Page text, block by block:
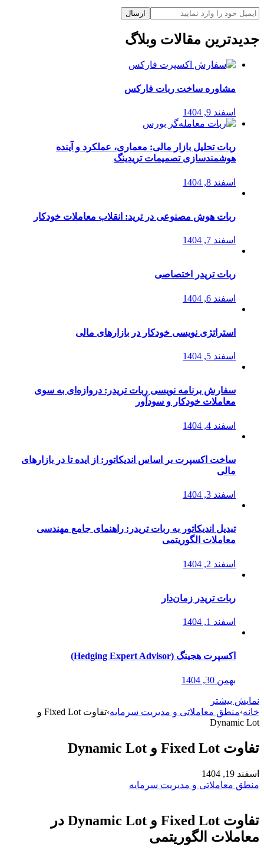
ارسال
جدیدترین مقالات وبلاگ
مشاوره ساخت ربات فارکس
اسفند 9, 1404
ربات تحلیل بازار مالی: معماری، عملکرد و آینده
هوشمندسازی تصمیمات تریدینگ
اسفند 8, 1404
ربات هوش مصنوعی در ترید: انقلاب معاملات خودکار
اسفند 7, 1404
ربات تریدر اختصاصی
اسفند 6, 1404
استراتژی‌ نویسی خودکار در بازارهای مالی
اسفند 5, 1404
سفارش برنامه نویسی ربات تریدر: دروازه‌ای به سوی
معاملات خودکار و سودآور
اسفند 4, 1404
ساخت اکسپرت بر اساس اندیکاتور: از ایده تا در بازارهای
مالی
اسفند 3, 1404
تبدیل اندیکاتور به ربات تریدر: راهنمای جامع مهندسی
معاملات الگوریتمی
اسفند 2, 1404
ربات تریدر زمان‌دار
اسفند 1, 1404
اکسپرت هجینگ (Hedging Expert Advisor)
بهمن 30, 1404
نمایش بیشتر
خانه›منطق معاملاتی و مدیریت سرمایه›
تفاوت Fixed Lot و
Dynamic Lot
تفاوت Fixed Lot و Dynamic Lot
اسفند 19, 1404
منطق معاملاتی و مدیریت سرمایه
تفاوت Fixed Lot و Dynamic Lot در
معاملات الگوریتمی